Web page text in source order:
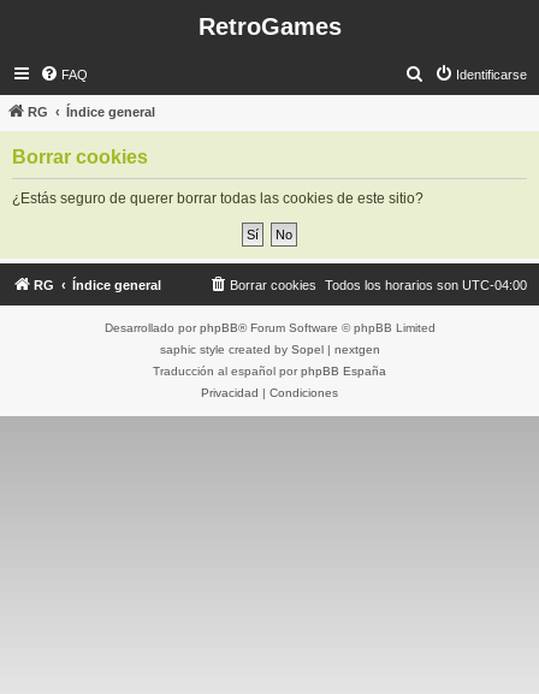
RetroGames
FAQ Identificarse
s
RG Índice general
Borrar cookies
¿Estás seguro de querer borrar todas las cookies de este sitio?
RG Índice general Todos los horarios son UTC-04:00
Borrar cookies
Desarrollado por phpBB® Forum Software © phpBB Limited
saphic style created by Sopel| nextgen
Traducción al español por phpBB España
Privacidad | Condiciones